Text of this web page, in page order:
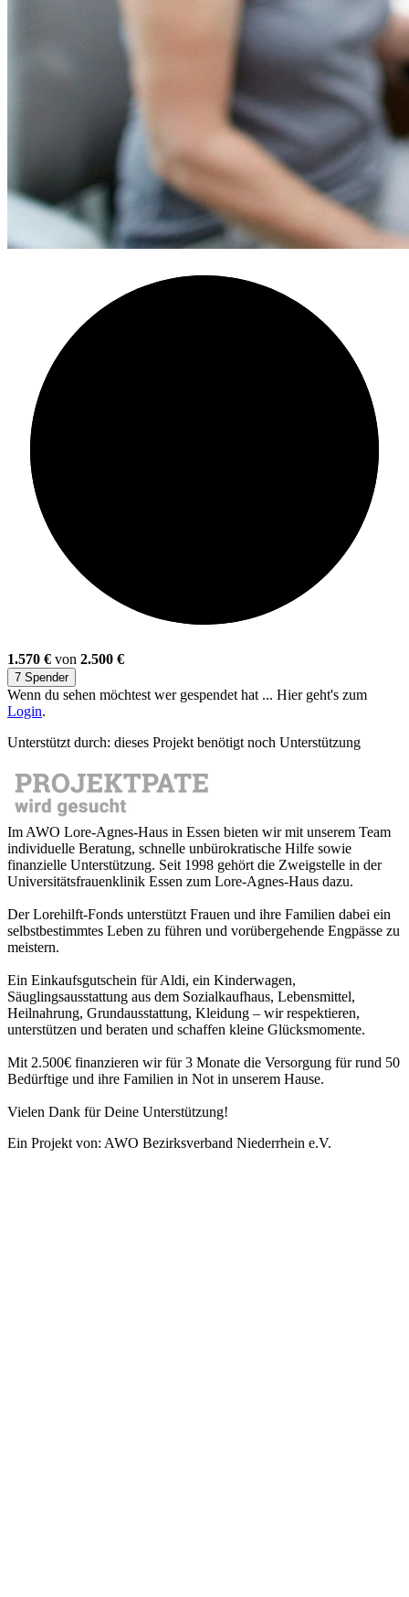
62%
1.570 € von 2.500 €
7 Spender
Wenn du sehen möchtest wer gespendet hat ... Hier geht's zum
Login.
Unterstützt durch: dieses Projekt benötigt noch Unterstützung
Im AWO Lore-Agnes-Haus in Essen bieten wir mit unserem Team
individuelle Beratung, schnelle unbürokratische Hilfe sowie
finanzielle Unterstützung. Seit 1998 gehört die Zweigstelle in der
Universitätsfrauenklinik Essen zum Lore-Agnes-Haus dazu.
Der Lorehilft-Fonds unterstützt Frauen und ihre Familien dabei ein
selbstbestimmtes Leben zu führen und vorübergehende Engpässe zu
meistern.
Ein Einkaufsgutschein für Aldi, ein Kinderwagen,
Säuglingsausstattung aus dem Sozialkaufhaus, Lebensmittel,
Heilnahrung, Grundausstattung, Kleidung – wir respektieren,
unterstützen und beraten und schaffen kleine Glücksmomente.
Mit 2.500€ finanzieren wir für 3 Monate die Versorgung für rund 50
Bedürftige und ihre Familien in Not in unserem Hause.
Vielen Dank für Deine Unterstützung!
Ein Projekt von: AWO Bezirksverband Niederrhein e.V.